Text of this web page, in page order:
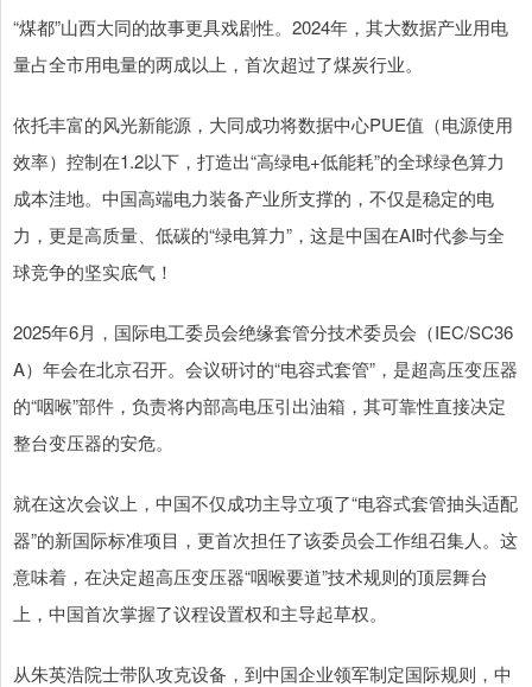
“煤都”山西大同的故事更具戏剧性。2024年，其大数据产业用电
量占全市用电量的两成以上，首次超过了煤炭行业。
依托丰富的风光新能源，大同成功将数据中心PUE值（电源使用
效率）控制在1.2以下，打造出“高绿电+低能耗”的全球绿色算力
成本洼地。中国高端电力装备产业所支撑的，不仅是稳定的电
力，更是高质量、低碳的“绿电算力”，这是中国在AI时代参与全
球竞争的坚实底气！
2025年6月，国际电工委员会绝缘套管分技术委员会（IEC/SC36
A）年会在北京召开。会议研讨的“电容式套管”，是超高压变压器
的“咽喉”部件，负责将内部高电压引出油箱，其可靠性直接决定
整台变压器的安危。
就在这次会议上，中国不仅成功主导立项了“电容式套管抽头适配
器”的新国际标准项目，更首次担任了该委员会工作组召集人。这
意味着，在决定超高压变压器“咽喉要道”技术规则的顶层舞台
上，中国首次掌握了议程设置权和主导起草权。
从朱英浩院士带队攻克设备，到中国企业领军制定国际规则，中